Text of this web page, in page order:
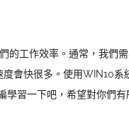
的工作效率。通常，我們
會快很多。使用WIN10
習一下吧，希望對你們有